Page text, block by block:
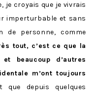
je croyais que je vivrais
imperturbable et sans
de personne, comme
tout, c’est ce que la
beaucoup d’autres
m’ont toujours
que depuis quelques